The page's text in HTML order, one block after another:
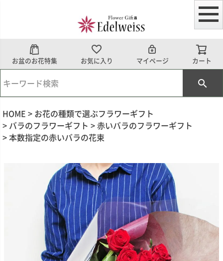
お盆のお花特集 お気に入り マイページ カート
HOME
お花の種類で選ぶフラワーギフト
バラのフラワーギフト
赤いバラのフラワーギフト
本数指定の赤いバラの花束